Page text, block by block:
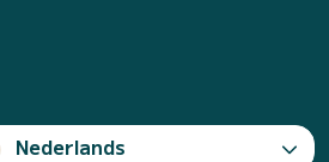
Nederlands